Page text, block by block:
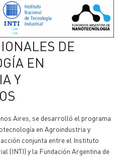
EN
Y
Aires, se desarrolló el programa
en Agroindustria y
conjunta entre el Instituto
(INTI) y la Fundación Argentina de